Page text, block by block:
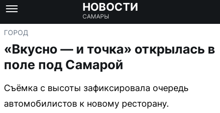
НОВОСТИ
САМАРЫ
ГОРОД
«Вкусно — и точка» открылась в
поле под Самарой
Съёмка с высоты зафиксировала очередь
автомобилистов к новому ресторану.